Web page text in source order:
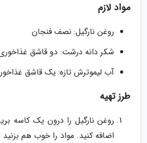
مواد لازم
روغن نارگیل: نصف فنجان
شکر دانه درشت: دو قاشق
آب لیموترش تازه: یک قاشق
طرز تهیه
روغن نارگیل را درون یک کاسه
اضافه کنید. مواد را خوب هم